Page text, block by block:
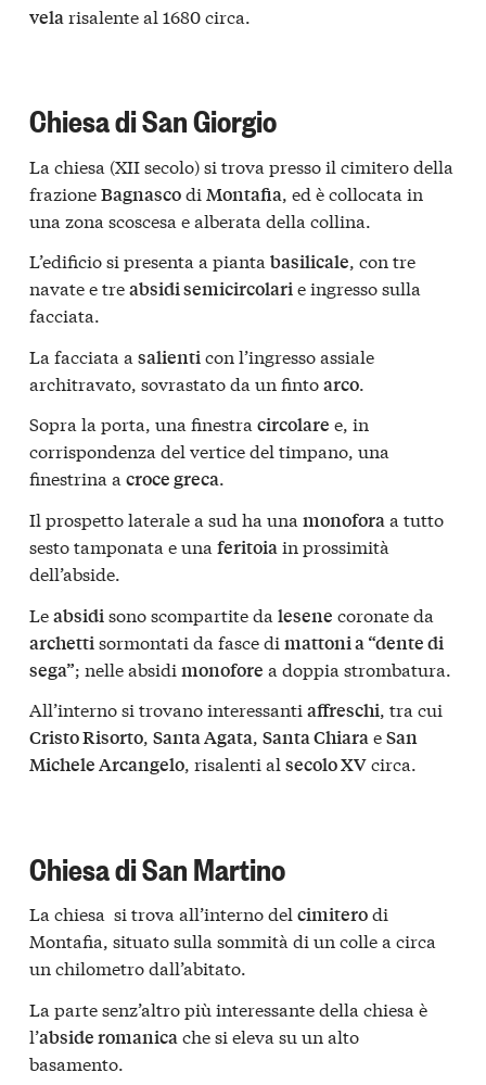
velarisalente al 1680 circa.
Chiesa di San Giorgio
La chiesa (XII secolo) si trova presso il cimitero della
frazioneBagnascodi Montafia, ed è collocata in
una zona scoscesa e alberata della collina.
L’edificio si presenta a pianta basilicale, con tre
navate e treabsidi semicircolarie ingresso sulla
facciata.
La facciata a salienticon l’ingresso assiale
architravato, sovrastato da un fintoarco.
Sopra la porta, una finestra circolare e, in
corrispondenza del vertice del timpano, una
finestrina a croce greca.
Il prospetto laterale a sud ha una monoforaa tutto
sesto tamponata e una feritoiain prossimità
dell’abside.
Leabsidisono scompartite da lesene coronate da
archettisormontati da fasce di mattoni a “dente di
sega”; nelle absidi monofore a doppia strombatura.
All’interno si trovano interessanti affreschi, tra cui
Cristo Risorto, Santa Agata, Santa ChiaraeSan
Michele Arcangelo, risalenti al secolo XVcirca.
Chiesa di San Martino
La chiesa si trova all’interno del cimiterodi
Montafia, situato sulla sommità di un colle a circa
un chilometro dall’abitato.
La parte senz’altro più interessante della chiesa è
l’abside romanica che si eleva su un alto
basamento.